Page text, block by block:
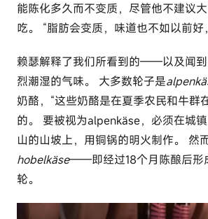
能陈化多久而不变质，尽管他不建议
吃。 “脂肪会变质，味道也不如以前好
赖瑟解释了我们所看到的——以及闻
烈潮湿的气味。 大多数轮子是
奶酪，“这些奶酪是在夏季农民和牛群
的。 要被视为alpenkäse，必须在城
山的山坡上，用铜锅的明火制作。 然
hobelkäse——即经过18个月陈酿后形
轮。